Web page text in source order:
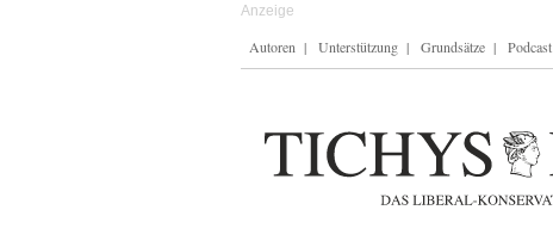
Autoren Unterstützung Grundsätze Podcast